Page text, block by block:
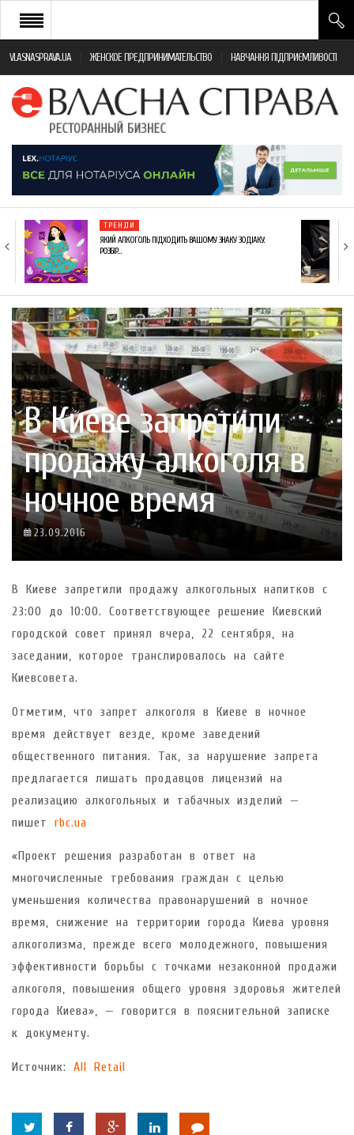
VLASNASPRAVA.UA ЖЕНСКОЕ ПРЕДПРИНИМАТЕЛЬСТВО НАВЧАННЯ ПІДПРИЄМЛИВОСТІ
НОВИНИ РЕСТОРАННОГО БІЗНЕСУ
ЯК ВІДКРИТИ ТА УСПІШНО КЕРУВАТИ
МОНІТОРИНГ ЗАКОНОДАВСТВА
ФРАНЧАЙЗИНГ
КНИГИ
ТРЕНДИ
ЯКИЙ АЛКОГОЛЬ ПІДХОДИТЬ ВАШОМУ ЗНАКУ ЗОДІАКУ:
РОЗБІР…
В Киеве запретили
продажу алкоголя в
ночное время
23.09.2016
В Киеве запретили продажу алкогольных напитков с
23:00 до 10:00. Соответствующее решение Киевский
городской совет принял вчера, 22 сентября, на
заседании, которое транслировалось на сайте
Киевсовета.
Отметим, что запрет алкоголя в Киеве в ночное
время действует везде, кроме заведений
общественного питания. Так, за нарушение запрета
предлагается лишать продавцов лицензий на
реализацию алкогольных и табачных изделий —
пишет rbc.ua
«Проект решения разработан в ответ на
многочисленные требования граждан с целью
уменьшения количества правонарушений в ночное
время, снижение на территории города Киева уровня
алкоголизма, прежде всего молодежного, повышения
эффективности борьбы с точками незаконной продажи
алкоголя, повышения общего уровня здоровья жителей
города Киева», — говорится в пояснительной записке
к документу.
Источник: All Retail